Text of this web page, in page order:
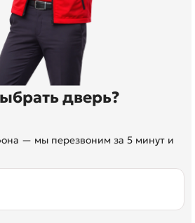
дверь?
— мы перезвоним за 5 минут и